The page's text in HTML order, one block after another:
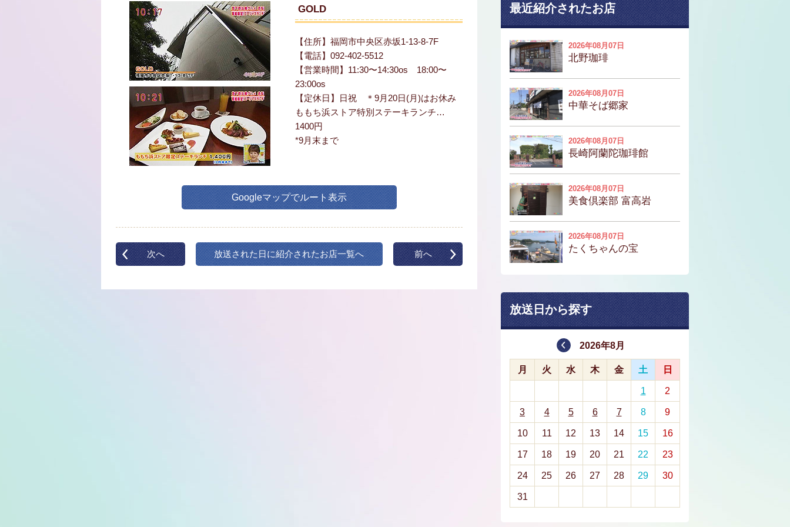
GOLD
【住所】福岡市中央区赤坂1-13-8-7F
【電話】092-402-5512
【営業時間】11:30〜14:30os 18:00〜
23:00os
【定休日】日祝 ＊9月20日(月)はお休み
ももち浜ストア特別ステーキランチ…
1400円
*9月末まで
Googleマップでルート表示
次へ 放送された日に紹介されたお店一覧へ 前へ
最近紹介されたお店
2026年08月07日
北野珈琲
2026年08月07日
中華そば郷家
2026年08月07日
長崎阿蘭陀珈琲館
2026年08月07日
美食倶楽部 富高岩
2026年08月07日
たくちゃんの宝
放送日から探す
2026年8月
月 火 水 木 金 土 日
1 2
3 4 5 6 7 8 9
10 11 12 13 14 15 16
17 18 19 20 21 22 23
24 25 26 27 28 29 30
31